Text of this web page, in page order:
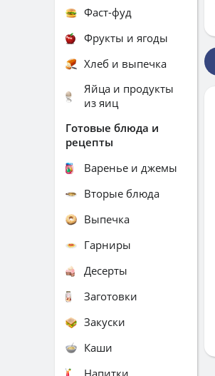
Фаст-фуд
Фрукты и ягоды
Хлеб и выпечка
Яйца и продукты
из яиц
Готовые блюда и
рецепты
Варенье и джемы
Вторые блюда
Выпечка
Гарниры
Десерты
Заготовки
Закуски
Каши
Напитки